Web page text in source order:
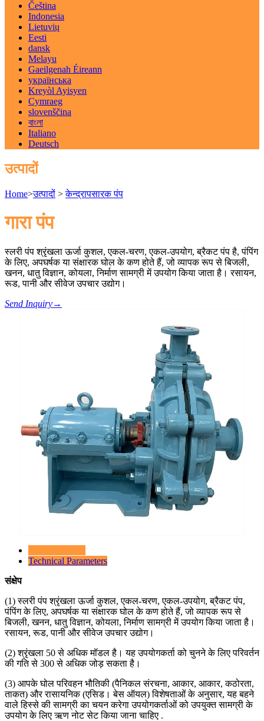
Čeština
Indonesia
Lietuvių
Eesti
dansk
Melayu
Gaeilgenah Éireann
українська
Kreyòl Ayisyen
Cymraeg
slovenščina
বাংলা
Italiano
Deutsch
उत्पादों
Home>उत्पादों >केन्द्रापसारक पंप
गारा पंप
स्लरी पंप श्रृंखला ऊर्जा कुशल, एकल-चरण, एकल-उपयोग, ब्रैकट पंप है, पंपिंग
के लिए, अपघर्षक या संक्षारक घोल के कण होते हैं, जो व्यापक रूप से बिजली,
खनन, धातु विज्ञान, कोयला, निर्माण सामग्री में उपयोग किया जाता है। रसायन,
रूड, पानी और सीवेज उपचार उद्योग।
Send Inquiry→
Technical Parameters
संक्षेप
(1) स्लरी पंप श्रृंखला ऊर्जा कुशल, एकल-चरण, एकल-उपयोग, ब्रैकट पंप,
पंपिंग के लिए, अपघर्षक या संक्षारक घोल के कण होते हैं, जो व्यापक रूप से
बिजली, खनन, धातु विज्ञान, कोयला, निर्माण सामग्री में उपयोग किया जाता है।
रसायन, रूड, पानी और सीवेज उपचार उद्योग।
(2) श्रृंखला 50 से अधिक मॉडल है। यह उपयोगकर्ता को चुनने के लिए परिवर्तन
की गति से 300 से अधिक जोड़ सकता है।
(3) आपके घोल परिवहन भौतिकी (पैनिकल संरचना, आकार, आकार, कठोरता,
ताकत) और रासायनिक (एसिड। बेस ऑयल) विशेषताओं के अनुसार, यह बहने
वाले हिस्से की सामग्री का चयन करेगा उपयोगकर्ताओं को उपयुक्त सामग्री के
उपयोग के लिए ऋण नोट सेट किया जाना चाहिए .